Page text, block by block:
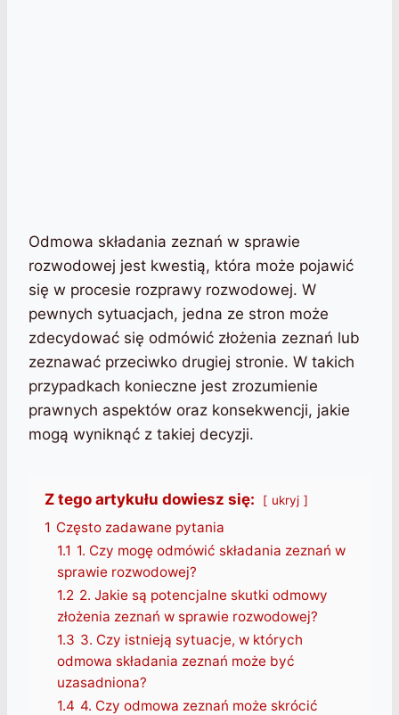
Odmowa składania zeznań w sprawie
rozwodowej jest kwestią, która może pojawić
się w procesie rozprawy rozwodowej. W
pewnych sytuacjach, jedna ze stron może
zdecydować się odmówić złożenia zeznań lub
zeznawać przeciwko drugiej stronie. W takich
przypadkach konieczne jest zrozumienie
prawnych aspektów oraz konsekwencji, jakie
mogą wyniknąć z takiej decyzji.
Z tego artykułu dowiesz się: ukryj
1 Często zadawane pytania
1.1 1. Czy mogę odmówić składania zeznań w
sprawie rozwodowej?
1.2 2. Jakie są potencjalne skutki odmowy
złożenia zeznań w sprawie rozwodowej?
1.3 3. Czy istnieją sytuacje, w których
odmowa składania zeznań może być
uzasadniona?
1.4 4. Czy odmowa zeznań może skrócić